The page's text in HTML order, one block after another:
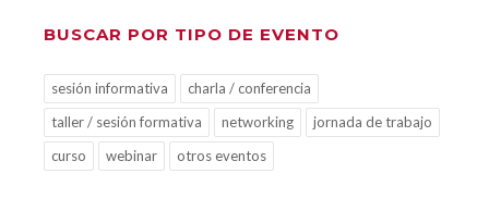
BUSCAR POR TIPO DE EVENTO
sesión informativa
charla / conferencia
taller / sesión formativa
networking
jornada de trabajo
curso
webinar otros eventos